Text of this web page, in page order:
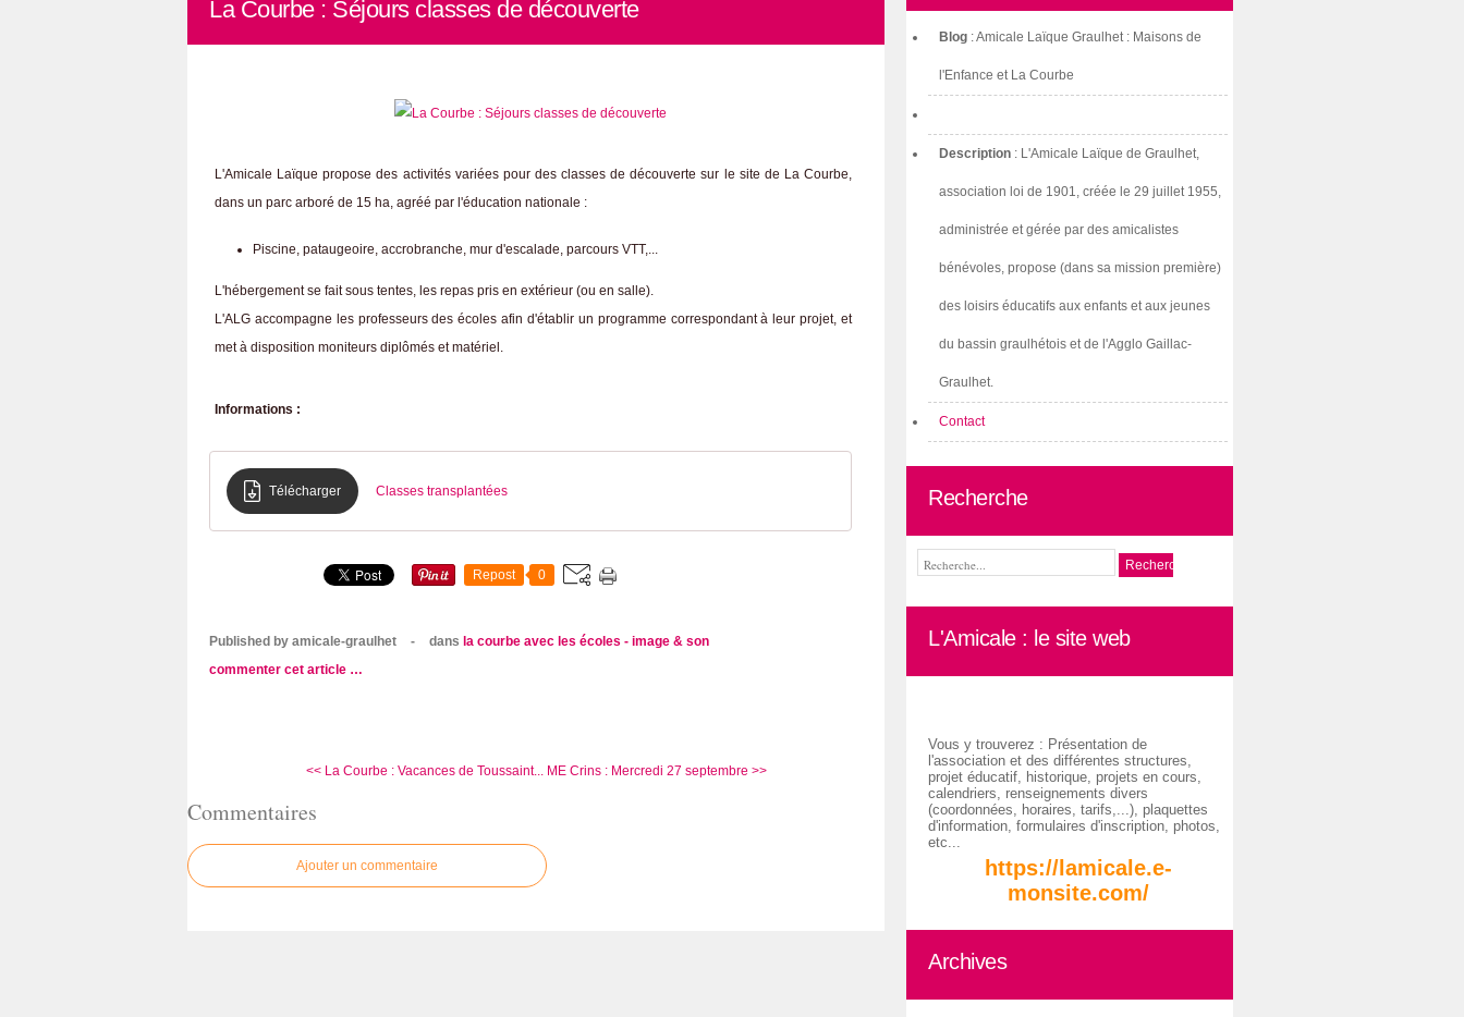
La Courbe : Séjours classes de découverte
L'Amicale Laïque propose des activités variées pour des classes de découverte sur le site de La Courbe,
dans un parc arboré de 15 ha, agréé par l'éducation nationale :
Piscine, pataugeoire, accrobranche, mur d'escalade, parcours VTT,...
L'hébergement se fait sous tentes, les repas pris en extérieur (ou en salle).
L'ALG accompagne les professeurs des écoles afin d'établir un programme correspondant à leur projet, et
met à disposition moniteurs diplômés et matériel.
Informations :
Télécharger Classes transplantées
Repost 0
Published by amicale-graulhet - dans la courbe avec les écoles - image & son
commenter cet article …
<< La Courbe : Vacances de Toussaint... ME Crins : Mercredi 27 septembre >>
Commentaires
Ajouter un commentaire
Blog : Amicale Laïque Graulhet : Maisons de
l'Enfance et La Courbe
Description : L'Amicale Laïque de Graulhet,
association loi de 1901, créée le 29 juillet 1955,
administrée et gérée par des amicalistes
bénévoles, propose (dans sa mission première)
des loisirs éducatifs aux enfants et aux jeunes
du bassin graulhétois et de l'Agglo Gaillac-
Graulhet.
Contact
Recherche
L'Amicale : le site web
Vous y trouverez : Présentation de
l'association et des différentes structures,
projet éducatif, historique, projets en cours,
calendriers, renseignements divers
(coordonnées, horaires, tarifs,...), plaquettes
d'information, formulaires d'inscription, photos,
etc...
https://lamicale.e-
monsite.com/
Archives